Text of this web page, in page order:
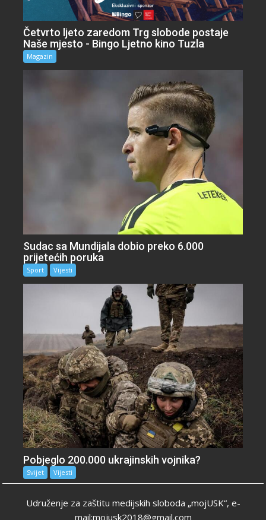
Četvrto ljeto zaredom Trg slobode postaje
Naše mjesto - Bingo Ljetno kino Tuzla
Magazin
Sudac sa Mundijala dobio preko 6.000
prijetećih poruka
Sport Vijesti
Pobjeglo 200.000 ukrajinskih vojnika?
Svijet Vijesti
Udruženje za zaštitu medijskih sloboda „mojUSK“, e-
mail:mojusk2018@gmail.com